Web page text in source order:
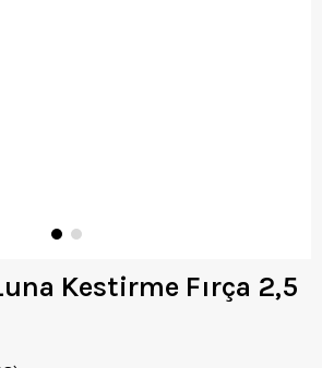
Kestirme Fırça 2,5